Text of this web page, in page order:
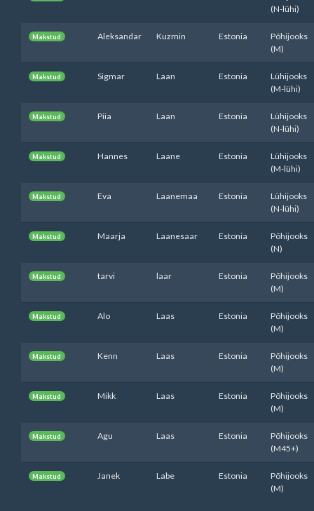
(N-lühi)
Makstud Aleksandar Kuzmin Estonia
Põhijooks
(M)
Makstud Sigmar Laan Estonia
Lühijooks
(M-lühi)
Makstud Piia Laan Estonia
Lühijooks
(N-lühi)
Makstud Hannes Laane Estonia
Lühijooks
(M-lühi)
Makstud Eva Laanemaa Estonia
Lühijooks
(N-lühi)
Makstud Maarja Laanesaar Estonia
Põhijooks
(N)
Makstud tarvi laar Estonia
Põhijooks
(M)
Makstud Alo Laas Estonia
Põhijooks
(M)
Makstud Kenn Laas Estonia
Põhijooks
(M)
Makstud Mikk Laas Estonia
Põhijooks
(M)
Makstud Agu Laas Estonia
Põhijooks
(M45+)
Makstud Janek Labe Estonia
Põhijooks
(M)